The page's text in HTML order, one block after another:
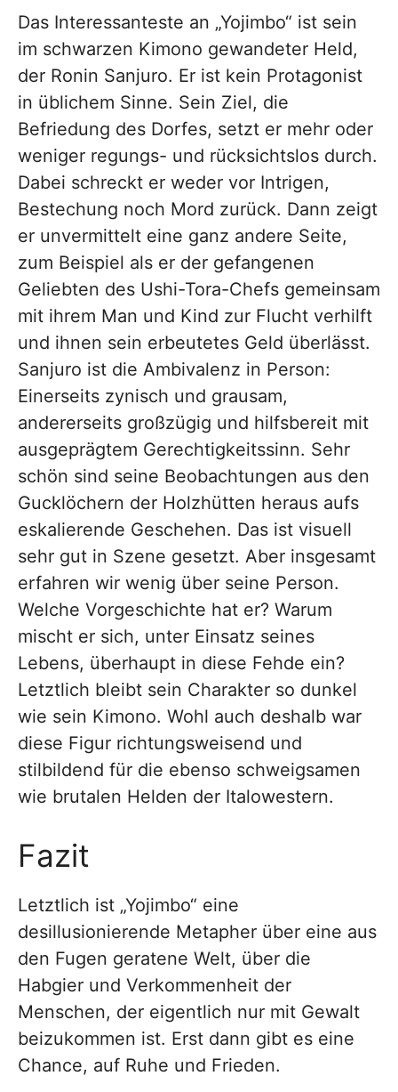
Das Interessanteste an „Yojimbo“ ist sein
im schwarzen Kimono gewandeter Held,
der Ronin Sanjuro. Er ist kein Protagonist
in üblichem Sinne. Sein Ziel, die
Befriedung des Dorfes, setzt er mehr oder
weniger regungs- und rücksichtslos durch.
Dabei schreckt er weder vor Intrigen,
Bestechung noch Mord zurück. Dann zeigt
er unvermittelt eine ganz andere Seite,
zum Beispiel als er der gefangenen
Geliebten des Ushi-Tora-Chefs gemeinsam
mit ihrem Man und Kind zur Flucht verhilft
und ihnen sein erbeutetes Geld überlässt.
Sanjuro ist die Ambivalenz in Person:
Einerseits zynisch und grausam,
andererseits großzügig und hilfsbereit mit
ausgeprägtem Gerechtigkeitssinn. Sehr
schön sind seine Beobachtungen aus den
Gucklöchern der Holzhütten heraus aufs
eskalierende Geschehen. Das ist visuell
sehr gut in Szene gesetzt. Aber insgesamt
erfahren wir wenig über seine Person.
Welche Vorgeschichte hat er? Warum
mischt er sich, unter Einsatz seines
Lebens, überhaupt in diese Fehde ein?
Letztlich bleibt sein Charakter so dunkel
wie sein Kimono. Wohl auch deshalb war
diese Figur richtungsweisend und
stilbildend für die ebenso schweigsamen
wie brutalen Helden der Italowestern.
Fazit
Letztlich ist „Yojimbo“ eine
desillusionierende Metapher über eine aus
den Fugen geratene Welt, über die
Habgier und Verkommenheit der
Menschen, der eigentlich nur mit Gewalt
beizukommen ist. Erst dann gibt es eine
Chance, auf Ruhe und Frieden.